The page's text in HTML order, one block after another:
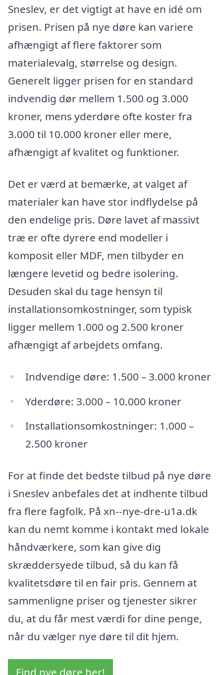
Sneslev, er det vigtigt at have en idé om
prisen. Prisen på nye døre kan variere
afhængigt af flere faktorer som
materialevalg, størrelse og design.
Generelt ligger prisen for en standard
indvendig dør mellem 1.500 og 3.000
kroner, mens yderdøre ofte koster fra
3.000 til 10.000 kroner eller mere,
afhængigt af kvalitet og funktioner.
Det er værd at bemærke, at valget af
materialer kan have stor indflydelse på
den endelige pris. Døre lavet af massivt
træ er ofte dyrere end modeller i
komposit eller MDF, men tilbyder en
længere levetid og bedre isolering.
Desuden skal du tage hensyn til
installationsomkostninger, som typisk
ligger mellem 1.000 og 2.500 kroner
afhængigt af arbejdets omfang.
Indvendige døre: 1.500 – 3.000 kroner
Yderdøre: 3.000 – 10.000 kroner
Installationsomkostninger: 1.000 –
2.500 kroner
For at finde det bedste tilbud på nye døre
i Sneslev anbefales det at indhente tilbud
fra flere fagfolk. På xn--nye-dre-u1a.dk
kan du nemt komme i kontakt med lokale
håndværkere, som kan give dig
skræddersyede tilbud, så du kan få
kvalitetsdøre til en fair pris. Gennem at
sammenligne priser og tjenester sikrer
du, at du får mest værdi for dine penge,
når du vælger nye døre til dit hjem.
Find nye døre her!